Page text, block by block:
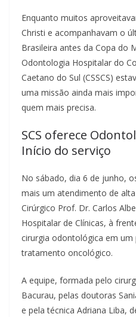
Enquanto muitos
Christi e acompanhavam o
Brasileira antes da Copa do
Odontologia Hospitalar do
Caetano do Sul (CSSCS)
uma missão ainda mais
quem mais precisa.
SCS oferece
Início do serviço
No sábado, dia 6 de junho,
mais um atendimento de
Cirúrgico Prof. Dr. Carlos
Hospitalar de Clínicas, à
cirurgia odontológica em
tratamento oncológico.
A equipe, formada pelo
Bacurau, pelas doutoras
e pela técnica Adriana Liba,